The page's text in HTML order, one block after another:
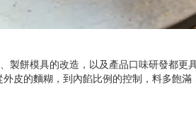
製餅模具的改造，以及產品口味研發都更
皮的麵糊，到內餡比例的控制，料多飽滿